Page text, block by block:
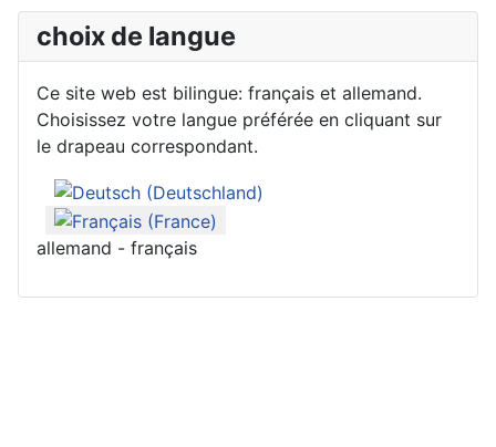
choix de langue
Sélectionnez votre langue
Ce site web est bilingue: français et allemand.
Choisissez votre langue préférée en cliquant sur
le drapeau correspondant.
allemand - français